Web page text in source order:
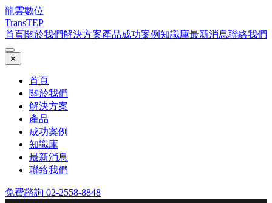
龍雲數位
TransTEP
首頁關於我們解決方案產品成功案例知識庫最新消息聯絡我們
✕
首頁
關於我們
解決方案
產品
成功案例
知識庫
最新消息
聯絡我們
免費諮詢 02-2558-8848